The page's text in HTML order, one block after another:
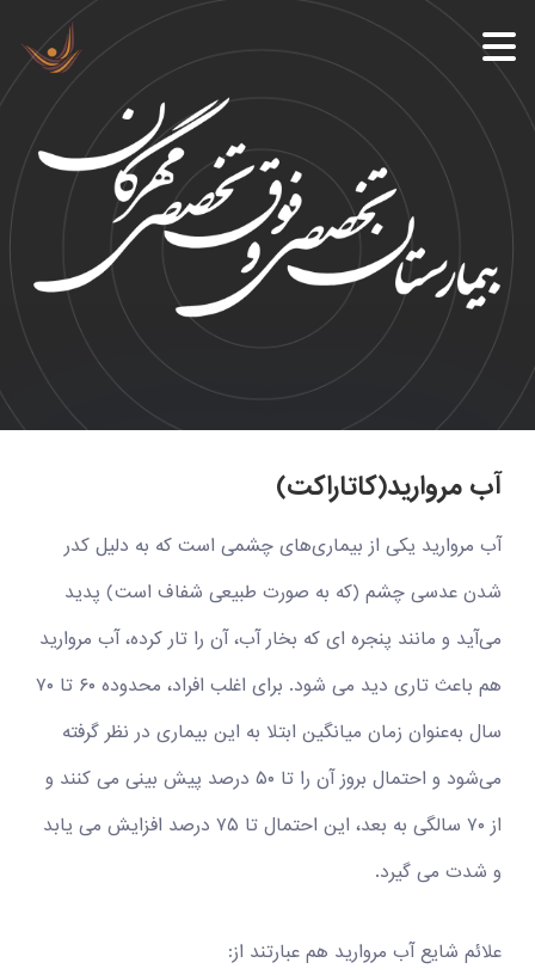
آب مروارید(کاتاراکت)
آب مروارید یکی از بیماری‌های چشمی است که به دلیل کدر
شدن عدسی چشم (که به صورت طبیعی شفاف است) پدید
می‌آید و مانند پنجره ای که بخار آب، آن را تار کرده، آب مروارید
هم باعث تاری دید می شود. برای اغلب افراد، محدوده ۶۰ تا ۷۰
سال به‌عنوان زمان میانگین ابتلا به این بیماری در نظر گرفته
می‌شود و احتمال بروز آن را تا ۵۰ درصد پیش بینی می کنند و
از ۷۰ سالگی به بعد، این احتمال تا ۷۵ درصد افزایش می یابد
و شدت می ‌گیرد.
علائم شایع آب مروارید هم عبارتند از: